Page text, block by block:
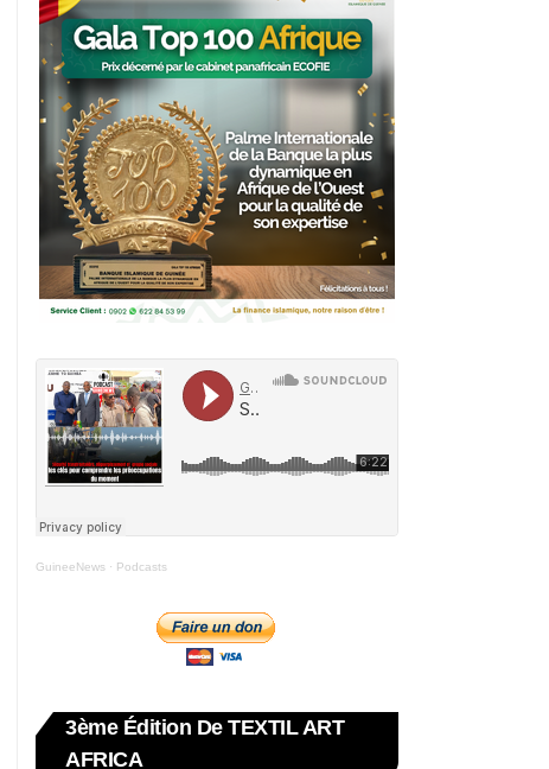
GuineeNews · Podcasts
3ème Édition De TEXTIL ART
AFRICA